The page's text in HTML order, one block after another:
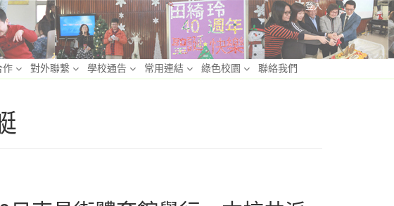
登入
作 對外聯繫 學校通告 常用連結 綠色校園 聯絡我們